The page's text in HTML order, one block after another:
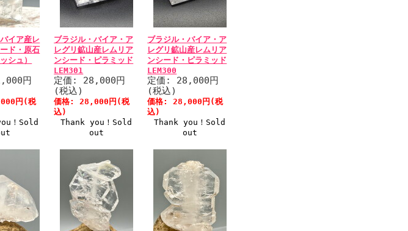
イア産レ
ド・原石
シュ）
円
円(税
！Sold
ブラジル・バイア・ア
レグリ鉱山産レムリア
ンシード・ピラミッド
LEM301
定価: 28,000円
(税込)
価格: 28,000円(税
込)
Thank you！Sold
out
ブラジル・バイア・ア
レグリ鉱山産レムリア
ンシード・ピラミッド
LEM300
定価: 28,000円
(税込)
価格: 28,000円(税
込)
Thank you！Sold
out